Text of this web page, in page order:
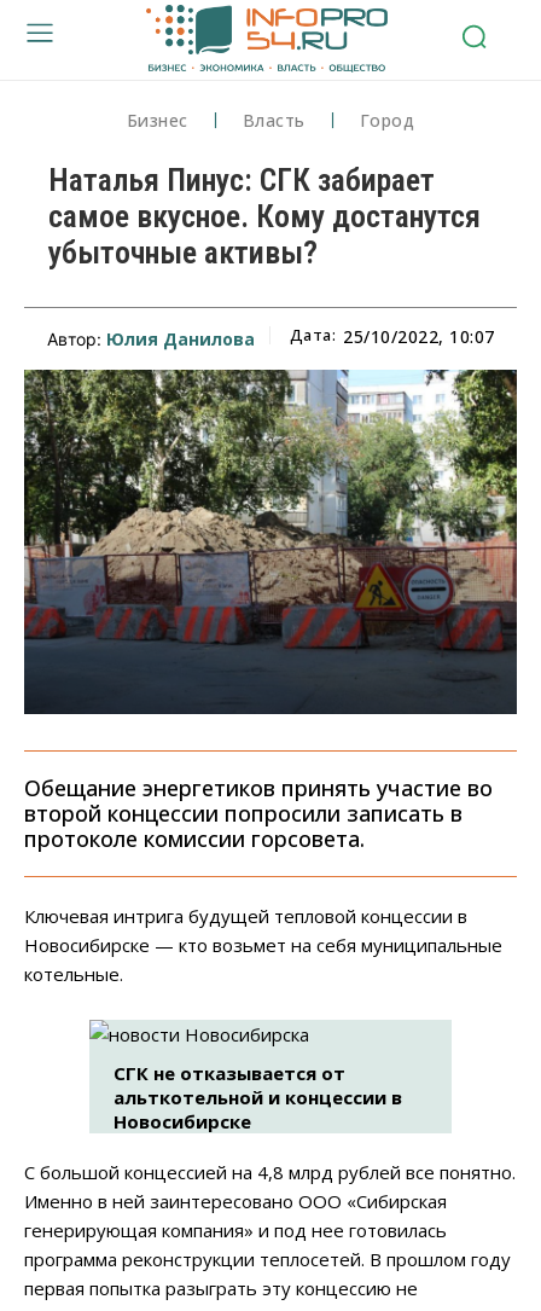
Бизнес Власть Город
Наталья Пинус: СГК забирает
самое вкусное. Кому достанутся
убыточные активы?
Автор: Юлия Данилова Дата: 25/10/2022, 10:07
Обещание энергетиков принять участие во
второй концессии попросили записать в
протоколе комиссии горсовета.
Ключевая интрига будущей тепловой концессии в
Новосибирске — кто возьмет на себя муниципальные
котельные.
СГК не отказывается от
альткотельной и концессии в
Новосибирске
С большой концессией на 4,8 млрд рублей все понятно.
Именно в ней заинтересовано ООО «Сибирская
генерирующая компания» и под нее готовилась
программа реконструкции теплосетей. В прошлом году
первая попытка разыграть эту концессию не